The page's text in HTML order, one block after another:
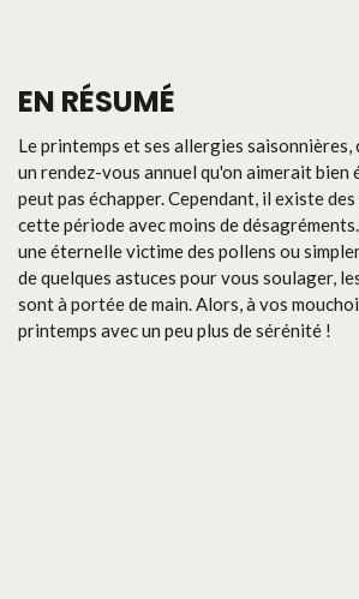
EN RÉSUMÉ
Le printemps et ses allergies saisonnières,
un rendez-vous annuel qu'on aimerait bien
peut pas échapper. Cependant, il existe
cette période avec moins de
une éternelle victime des pollens ou
de quelques astuces pour vous soulager,
sont à portée de main. Alors, à vos
printemps avec un peu plus de sérénité !